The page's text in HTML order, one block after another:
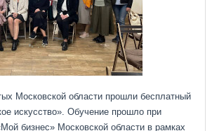
Московской области прошли бесплатный
искусство». Обучение прошло при
бизнес» Московской области в рамках